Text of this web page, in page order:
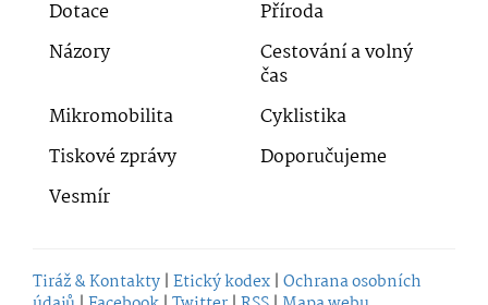
Dotace
Příroda
Názory
Cestování a volný
čas
Mikromobilita
Cyklistika
Tiskové zprávy
Doporučujeme
Vesmír
Tiráž & Kontakty | Etický kodex | Ochrana osobních